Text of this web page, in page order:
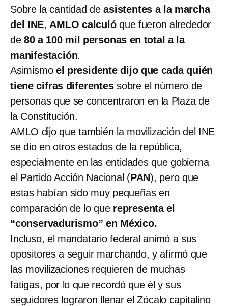
Sobre la cantidad deasistentes a la marcha
del INE, AMLO calculóque fueron alrededor
de 80 a 100 mil personas en total a la
manifestación.
Asimismo el presidente dijo que cada quién
tiene cifras diferentessobre el número de
personas que se concentraron en la Plaza de
la Constitución.
AMLO dijo que también la movilización del INE
se dio en otros estados de la república,
especialmente en las entidades que gobierna
el Partido Acción Nacional (PAN), pero que
estas habían sido muy pequeñas en
comparación de lo querepresenta el
“conservadurismo” en México.
Incluso, el mandatario federal animó a sus
opositores a seguir marchando, y afirmó que
las movilizaciones requieren de muchas
fatigas, por lo que recordó que él y sus
seguidores lograron llenar el Zócalo capitalino